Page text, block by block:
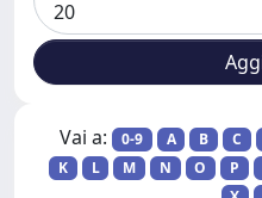
Vai a: 0-9 A B C
K
L M N O P